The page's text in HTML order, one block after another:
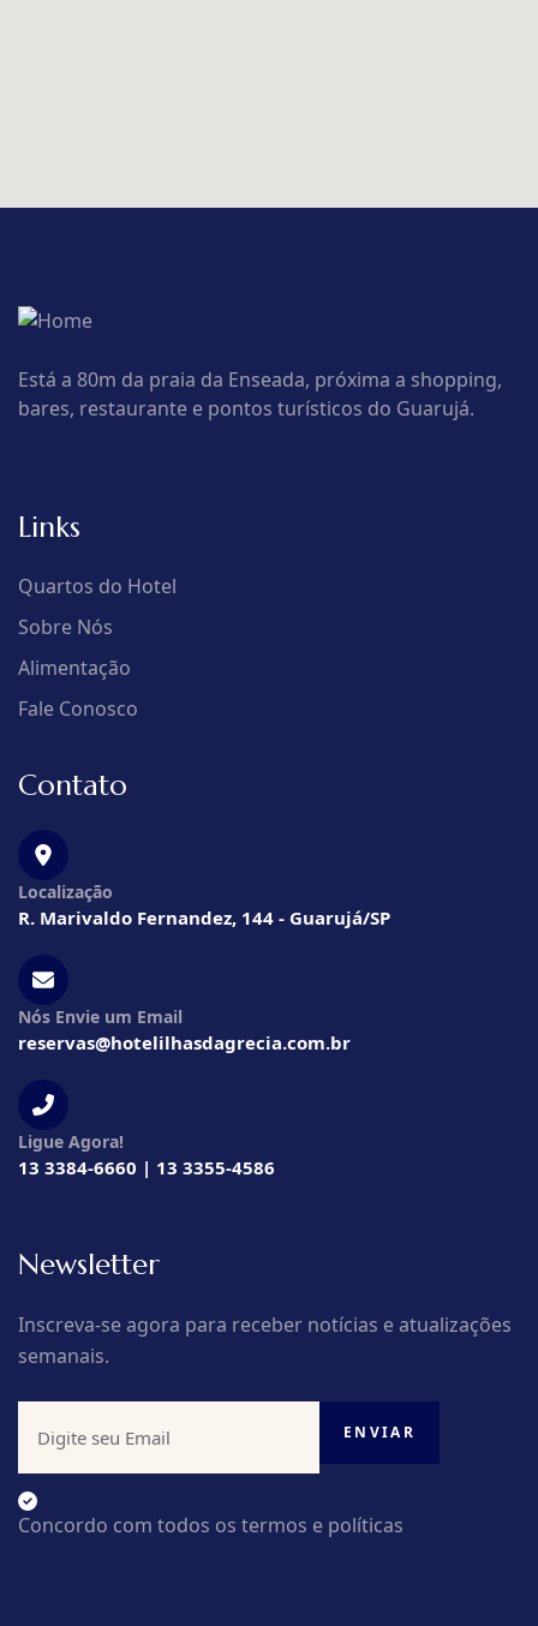
Está a 80m da praia da Enseada, próxima a shopping,
bares, restaurante e pontos turísticos do Guarujá.
Links
Quartos do Hotel
Sobre Nós
Alimentação
Fale Conosco
Contato
Localização
R. Marivaldo Fernandez, 144 - Guarujá/SP
Nós Envie um Email
reservas@hotelilhasdagrecia.com.br
Ligue Agora!
13 3384-6660 | 13 3355-4586
Newsletter
Inscreva-se agora para receber notícias e atualizações
semanais.
Concordo com todos os termos e políticas